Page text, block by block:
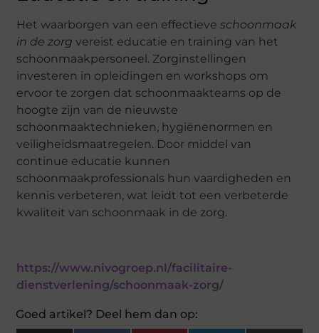
Het waarborgen van een effectieveschoonmaak
in de zorg vereist educatie en training van het
schoonmaakpersoneel. Zorginstellingen
investeren in opleidingen en workshops om
ervoor te zorgen dat schoonmaakteams op de
hoogte zijn van de nieuwste
schoonmaaktechnieken, hygiënenormen en
veiligheidsmaatregelen. Door middel van
continue educatie kunnen
schoonmaakprofessionals hun vaardigheden en
kennis verbeteren, wat leidt tot een verbeterde
kwaliteit van schoonmaak in de zorg.
https://www.nivogroep.nl/facilitaire-
dienstverlening/schoonmaak-zorg/
Goed artikel? Deel hem dan op: